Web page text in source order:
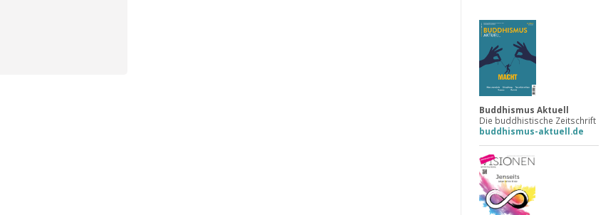
Buddhismus Aktuell
Die buddhistische Zeitschrift
buddhismus-aktuell.de